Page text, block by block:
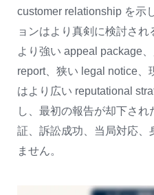
customer relationship を示
ョンはより真剣に検討され
より強い appeal package
report、狭い legal notice、
はより広い reputational
し、最初の報告が却下さ
証、訴訟成功、当局対応、
ません。